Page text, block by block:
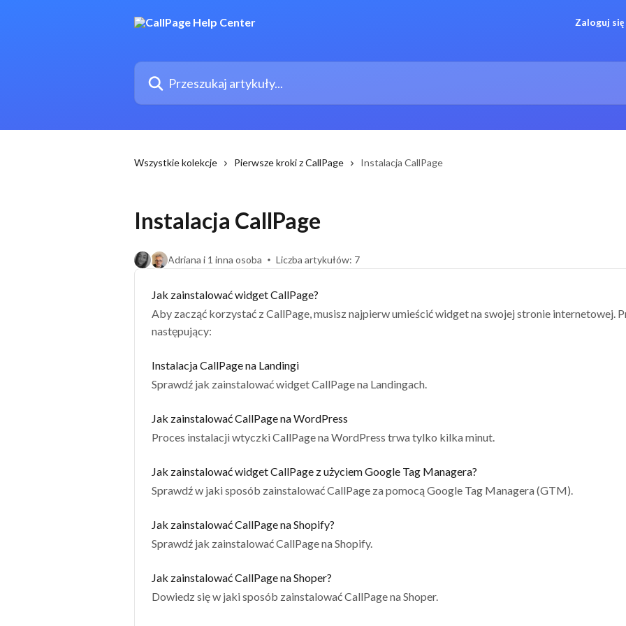
Zaloguj się
Przeszukaj artykuły...
Wszystkie kolekcje Pierwsze kroki z CallPage Instalacja CallPage
Instalacja CallPage
Adriana i 1 inna osoba Liczba artykułów: 7
Jak zainstalować widget CallPage?
Aby zacząć korzystać z CallPage, musisz najpierw umieścić widget na swojej stronie internetowej.
następujący:
Instalacja CallPage na Landingi
Sprawdź jak zainstalować widget CallPage na Landingach.
Jak zainstalować CallPage na WordPress
Proces instalacji wtyczki CallPage na WordPress trwa tylko kilka minut.
Jak zainstalować widget CallPage z użyciem Google Tag Managera?
Sprawdź w jaki sposób zainstalować CallPage za pomocą Google Tag Managera (GTM).
Jak zainstalować CallPage na Shopify?
Sprawdź jak zainstalować CallPage na Shopify.
Jak zainstalować CallPage na Shoper?
Dowiedz się w jaki sposób zainstalować CallPage na Shoper.